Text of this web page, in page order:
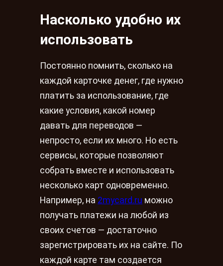
Насколько удобно их
использовать
Постоянно помнить, сколько на
каждой карточке денег, где нужно
платить за использование, где
какие условия, какой номер
давать для переводов —
непросто, если их много. Но есть
сервисы, которые позволяют
собрать вместе и использовать
несколько карт одновременно.
Например, на 2mycard.ru можно
получать платежи на любой из
своих счетов — достаточно
зарегистрировать их на сайте. По
каждой карте там создается